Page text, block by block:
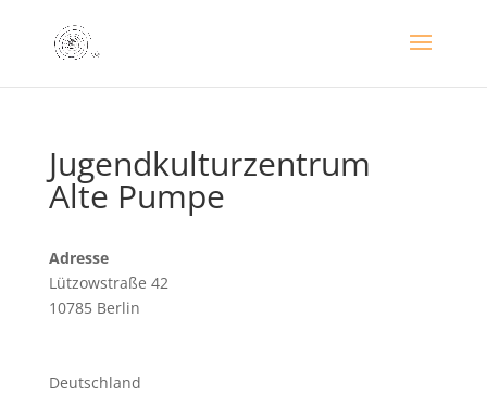
Jugendkulturzentrum
Alte Pumpe
Adresse
Lützowstraße 42
10785 Berlin
Deutschland